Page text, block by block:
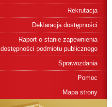
Rekrutacja
Deklaracja dostępności
Raport o stanie zapewnienia
dostępności podmiotu publicznego
Sprawozdania
Pomoc
Mapa strony